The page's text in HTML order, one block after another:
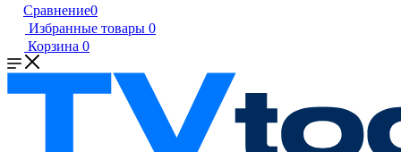
Сравнение0
Избранные товары 0
Корзина 0